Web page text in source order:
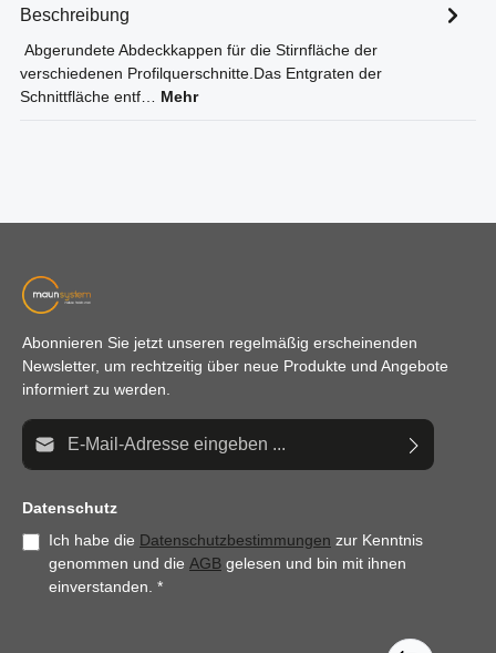
Beschreibung
Abgerundete Abdeckkappen für die Stirnfläche der
verschiedenen Profilquerschnitte.Das Entgraten der
Schnittfläche entf… Mehr
Abonnieren Sie jetzt unseren regelmäßig erscheinenden
Newsletter, um rechtzeitig über neue Produkte und Angebote
informiert zu werden.
E-Mail-Adresse*
Datenschutz
Ich habe die Datenschutzbestimmungen zur Kenntnis
genommen und die AGB gelesen und bin mit ihnen
einverstanden. *